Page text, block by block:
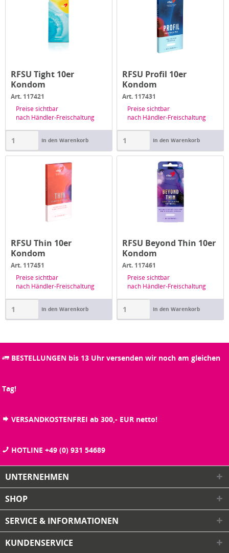
RFSU Tight 10er
Kondom
Art. 117421
Preise sichtbar
nach Händler-Freischaltung
In den Warenkorb
RFSU Profil 10er
Kondom
Art. 117431
Preise sichtbar
nach Händler-Freischaltung
In den Warenkorb
RFSU Thin 10er
Kondom
Art. 117451
Preise sichtbar
nach Händler-Freischaltung
In den Warenkorb
RFSU Beyond Thin 10er
Kondom
Art. 117461
Preise sichtbar
nach Händler-Freischaltung
In den Warenkorb
BESTELLUNGEN bis 13 Uhr versenden wir noch am gleichen
Tag!
VERSANDKOSTENFREI ab 300,- EUR netto!
HOTLINE +49 (0) 931 54689
UNTERNEHMEN
SHOP
SERVICE & INFORMATIONEN
KUNDENSERVICE